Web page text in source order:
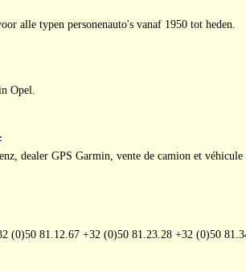
alle typen personenauto's vanaf 1950 tot heden.
Opel.
dealer GPS Garmin, vente de camion et
(0)50 81.12.67 +32 (0)50 81.23.28 +32 (0)50